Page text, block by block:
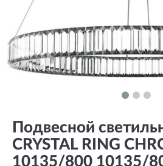
Подвесной
CRYSTAL RING
10135/800 10135/